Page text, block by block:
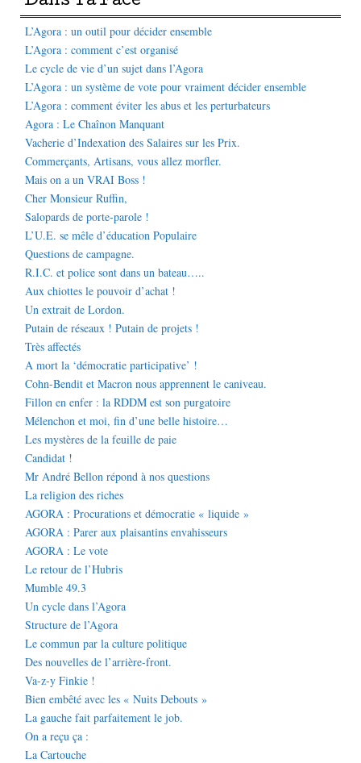
L’Agora : un outil pour décider ensemble
L’Agora : comment c’est organisé
Le cycle de vie d’un sujet dans l’Agora
L’Agora : un système de vote pour vraiment décider ensemble
L’Agora : comment éviter les abus et les perturbateurs
Agora : Le Chaînon Manquant
Vacherie d’Indexation des Salaires sur les Prix.
Commerçants, Artisans, vous allez morfler.
Mais on a un VRAI Boss !
Cher Monsieur Ruffin,
Salopards de porte-parole !
L’U.E. se mêle d’éducation Populaire
Questions de campagne.
R.I.C. et police sont dans un bateau…..
Aux chiottes le pouvoir d’achat !
Un extrait de Lordon.
Putain de réseaux ! Putain de projets !
Très affectés
A mort la ‘démocratie participative’ !
Cohn-Bendit et Macron nous apprennent le caniveau.
Fillon en enfer : la RDDM est son purgatoire
Mélenchon et moi, fin d’une belle histoire…
Les mystères de la feuille de paie
Candidat !
Mr André Bellon répond à nos questions
La religion des riches
AGORA : Procurations et démocratie « liquide »
AGORA : Parer aux plaisantins envahisseurs
AGORA : Le vote
Le retour de l’Hubris
Mumble 49.3
Un cycle dans l’Agora
Structure de l’Agora
Le commun par la culture politique
Des nouvelles de l’arrière-front.
Va-z-y Finkie !
Bien embêté avec les « Nuits Debouts »
La gauche fait parfaitement le job.
On a reçu ça :
La Cartouche